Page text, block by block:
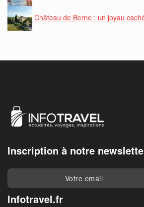
Château de Berne : un joyau
Inscription à notre
Infotravel.fr